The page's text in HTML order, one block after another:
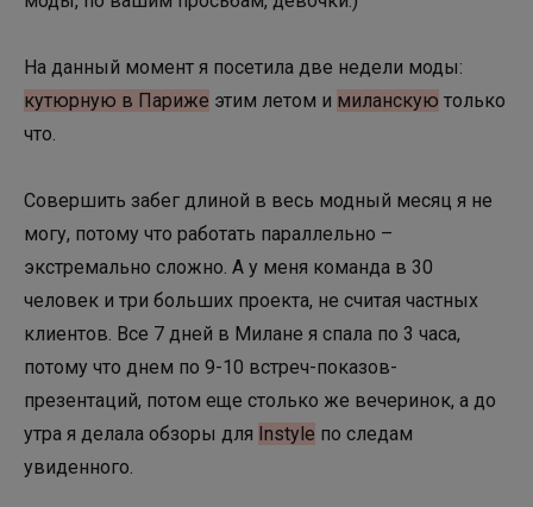
На данный момент я посетила две недели моды:
кутюрную в Париже этим летом и миланскую только
что.
Совершить забег длиной в весь модный месяц я не
могу, потому что работать параллельно –
экстремально сложно. А у меня команда в 30
человек и три больших проекта, не считая частных
клиентов. Все 7 дней в Милане я спала по 3 часа,
потому что днем по 9-10 встреч-показов-
презентаций, потом еще столько же вечеринок, а до
утра я делала обзоры для Instyle по следам
увиденного.